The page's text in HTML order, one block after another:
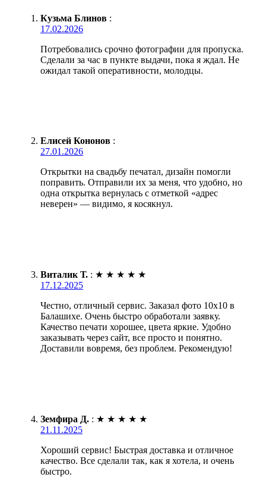
Кузьма Блинов :
17.02.2026
Потребовались срочно фотографии для пропуска.
Сделали за час в пункте выдачи, пока я ждал. Не
ожидал такой оперативности, молодцы.
Елисей Кононов :
27.01.2026
Открытки на свадьбу печатал, дизайн помогли
поправить. Отправили их за меня, что удобно, но
одна открытка вернулась с отметкой «адрес
неверен» — видимо, я косякнул.
Виталик Т. : ★ ★ ★ ★ ★
17.12.2025
Честно, отличный сервис. Заказал фото 10х10 в
Балашихе. Очень быстро обработали заявку.
Качество печати хорошее, цвета яркие. Удобно
заказывать через сайт, все просто и понятно.
Доставили вовремя, без проблем. Рекомендую!
Земфира Д. : ★ ★ ★ ★ ★
21.11.2025
Хороший сервис! Быстрая доставка и отличное
качество. Все сделали так, как я хотела, и очень
быстро.